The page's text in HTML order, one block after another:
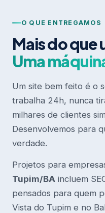
O QUE ENTREGAMOS
Mais do que
Uma
Um site bem feito é o
trabalha 24h, nunca
milhares de clientes
Desenvolvemos para
verdade.
Projetos para
Tupim/BA incluem
pensados para quem
Vista do Tupim e no